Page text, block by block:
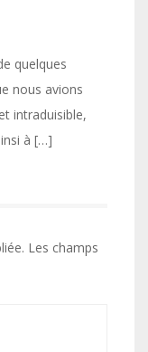
quelques
nous avions
intraduisible,
à […]
Les champs